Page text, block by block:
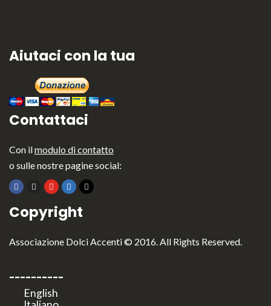
Aiutaci con la tua
Contattaci
Con ilmodulo di contatto
o sulle nostre pagine social:
Copyright
Associazione Dolci Accenti © 2016. All Rights Reserved.
----------